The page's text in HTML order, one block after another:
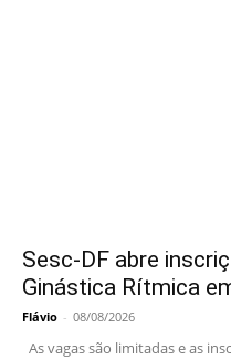
Sesc-DF abre
Ginástica Rítmica
Flávio - 08/08/2026
As vagas são limitadas e as